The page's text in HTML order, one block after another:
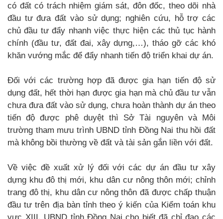
có đất có trách nhiệm giám sát, đôn đốc, theo dõi nhà
đầu tư đưa đất vào sử dụng; nghiên cứu, hỗ trợ các
chủ đầu tư đẩy nhanh việc thực hiện các thủ tục hành
chính (đầu tư, đất đai, xây dựng,…), tháo gỡ các khó
khăn vướng mắc để đẩy nhanh tiến độ triển khai dự án.
Đối với các trường hợp đã được gia hạn tiến độ sử
dụng đất, hết thời hạn được gia hạn mà chủ đầu tư vẫn
chưa đưa đất vào sử dụng, chưa hoàn thành dự án theo
tiến độ được phê duyệt thì Sở Tài nguyên và Môi
trường tham mưu trình UBND tỉnh Đồng Nai thu hồi đất
mà không bồi thường về đất và tài sản gắn liền với đất.
Về việc đề xuất xử lý đối với các dự án đầu tư xây
dựng khu đô thị mới, khu dân cư nông thôn mới; chỉnh
trang đô thị, khu dân cư nông thôn đã được chấp thuận
đầu tư trên địa bàn tỉnh theo ý kiến của Kiểm toán khu